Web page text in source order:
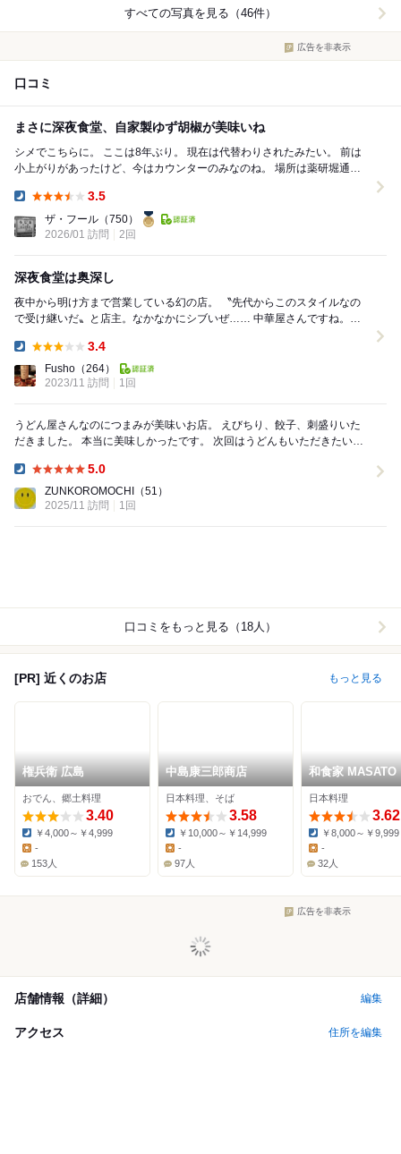
すべての写真を見る（46件）
広告を非表示
口コミ
まさに深夜食堂、自家製ゆず胡椒が美味いね
シメでこちらに。 ここは8年ぶり。 現在は代替わりされたみたい。 前は
小上がりがあったけど、今はカウンターのみなのね。 場所は薬研堀通り
3.5
ザ・フール （750）
2026/01 訪問
2回
深夜食堂は奥深し
夜中から明け方まで営業している幻の店。 〝先代からこのスタイルなの
で受け継いだ〟と店主。なかなかにシブいぜ…… 中華屋さんですね。お
3.4
Fusho （264）
2023/11 訪問
1回
うどん屋さんなのにつまみが美味いお店。 えびちり、餃子、刺盛りいた
だきました。 本当に美味しかったです。 次回はうどんもいただきたいで
5.0
ZUNKOROMOCHI
（51）
2025/11 訪問
1回
口コミをもっと見る（18人）
[PR] 近くのお店 もっと見る
権兵衛 広島
おでん、郷土料理
3.40
Dinner:
￥4,000～￥4,999
-
153人
中島康三郎商店
日本料理、そば
3.58
Dinner:
￥10,000～￥14,999
Lunch:
-
97人
和食家 MASATO
日本料理
3.62
Dinner:
￥8,000～￥9,999
Lunch:
-
32人
広告を非表示
店舗情報（詳細） 編集
アクセス 住所を編集